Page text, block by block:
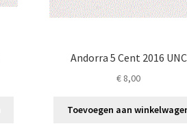
Andorra 5 Cent 2016 UNC
€ 8,00
Toevoegen aan